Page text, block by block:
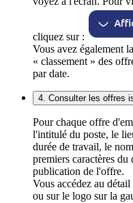
cliquez sur :
Vous avez également
« classement » des
par date.
4. Consulter les offres
Pour chaque offre
l'intitulé du poste, le
durée de travail, le
premiers caractères
publication de l'offre.
Vous accédez au
ou sur le logo sur la